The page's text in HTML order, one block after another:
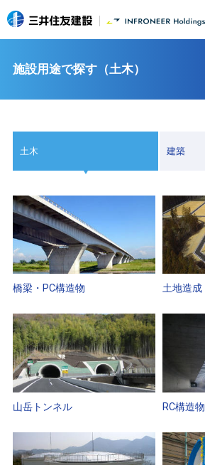
施設用途で探す（土木）
土木 建築
橋梁・PC構造物 土地造成
山岳トンネル RC構造物